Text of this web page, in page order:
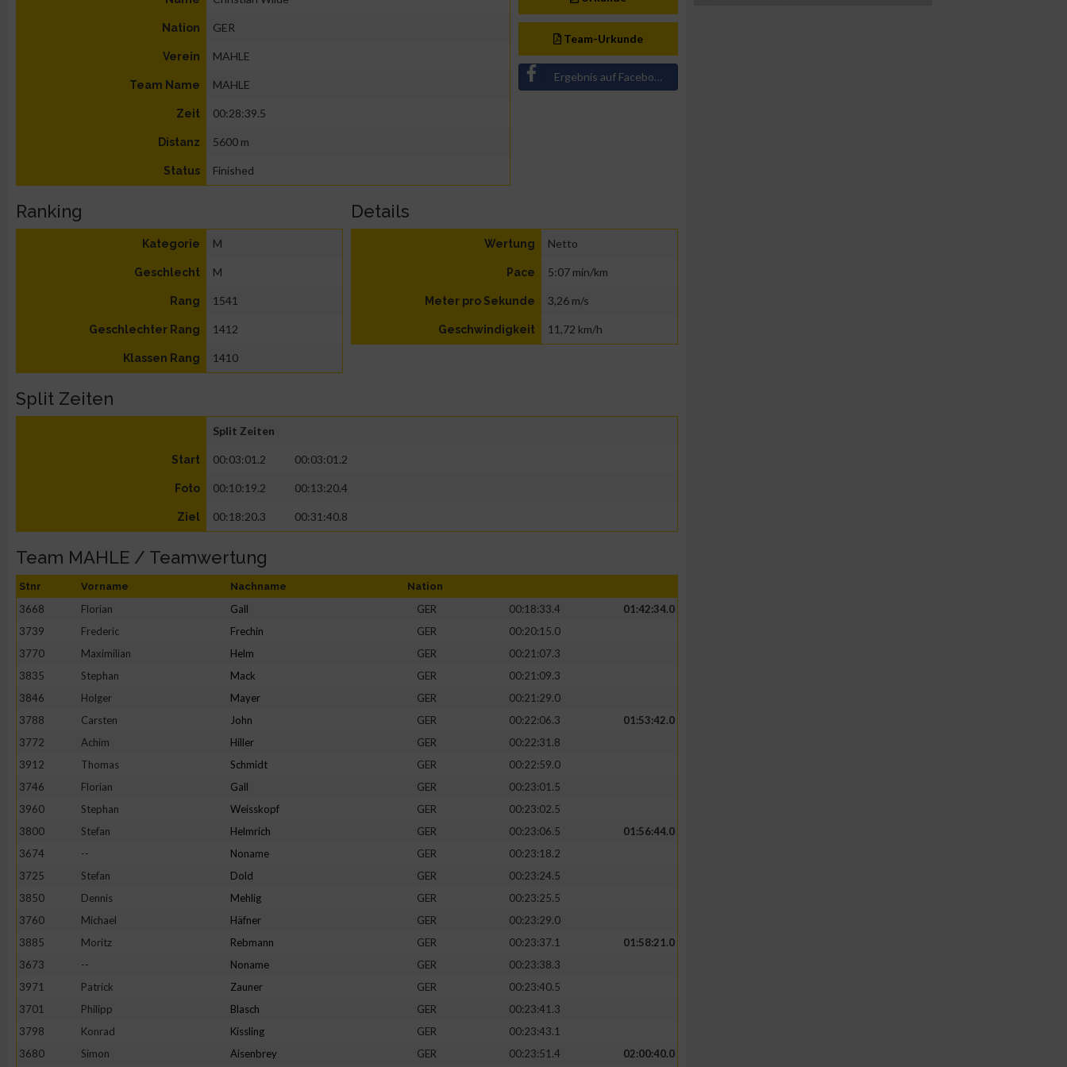
Nation GER
Verein MAHLE
Team Name MAHLE
Zeit 00:28:39.5
Distanz 5600 m
Status Finished
Team-Urkunde
Ergebnis auf Facebook teilen
Ranking
Kategorie M
Geschlecht M
Rang 1541
Geschlechter Rang 1412
Klassen Rang 1410
Details
Wertung Netto
Pace 5:07 min/km
Meter pro Sekunde 3,26 m/s
Geschwindigkeit 11,72 km/h
Split Zeiten
Split Zeiten
Start 00:03:01.2 00:03:01.2
Foto 00:10:19.2 00:13:20.4
Ziel 00:18:20.3 00:31:40.8
Team MAHLE / Teamwertung
Stnr Vorname Nachname Nation
3668 Florian Gall GER 00:18:33.4
01:42:34.0
3739
Frederic Frechin GER
00:20:15.0
3770
Maximilian Helm GER
00:21:07.3
3835
Stephan Mack GER
00:21:09.3
3846
Holger Mayer GER
00:21:29.0
3788
Carsten John GER 00:22:06.3
01:53:42.0
3772
Achim Hiller GER
00:22:31.8
3912
Thomas Schmidt GER
00:22:59.0
3746
Florian Gall GER
00:23:01.5
3960
Stephan Weisskopf GER
00:23:02.5
3800
Stefan Helmrich GER 00:23:06.5
01:56:44.0
3674
-- Noname GER
00:23:18.2
3725
Stefan Dold GER
00:23:24.5
3850
Dennis Mehlig GER
00:23:25.5
3760
Michael Häfner GER
00:23:29.0
3885
Moritz Rebmann GER 00:23:37.1
01:58:21.0
3673
-- Noname GER
00:23:38.3
3971
Patrick Zauner GER
00:23:40.5
3701
Philipp Blasch GER
00:23:41.3
3798
Konrad Kissling GER
00:23:43.1
3680
Simon Aisenbrey GER 00:23:51.4
02:00:40.0